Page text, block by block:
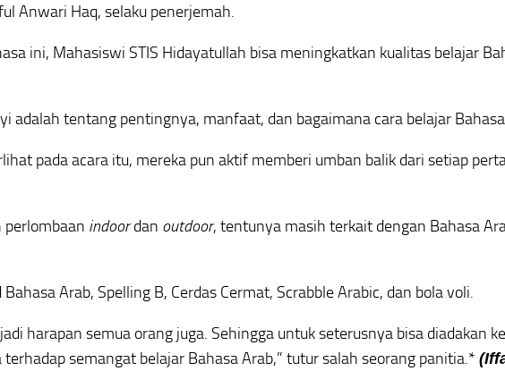
Anwari Haq, selaku penerjemah.
ini, Mahasiswi STIS Hidayatullah bisa meningkatkan kualitas belajar
adalah tentang pentingnya, manfaat, dan bagaimana cara belajar
pada acara itu, mereka pun aktif memberi umban balik dari setiap
perlombaan indoordan outdoor, tentunya masih terkait dengan Bahasa
Arab, Spelling B, Cerdas Cermat, Scrabble Arabic, dan bola voli.
harapan semua orang juga. Sehingga untuk seterusnya bisa diadakan
semangat belajar Bahasa Arab,” tutur salah seorang panitia.*